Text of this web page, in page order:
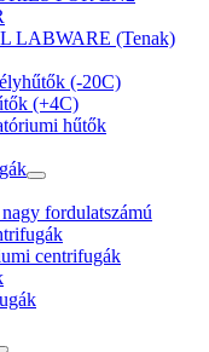
LABWARE (Tenak)
(-20C)
(+4C)
hűtők
fordulatszámú
centrifugák